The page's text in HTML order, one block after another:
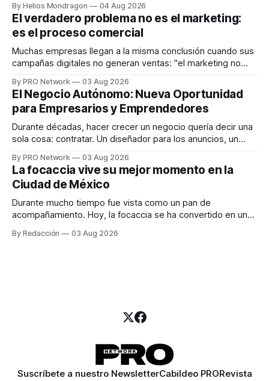
dispositivos inteligentes, inteligencia artificial y monitoreo
en tiempo real para ayudar a las personas a tomar mejores
decisiones sobre su salud metabólica. Su propuesta busca
responder
By Helios Mondragon 04 Aug 2026
El verdadero problema no es el marketing:
es el proceso comercial
Muchas empresas llegan a la misma conclusión cuando sus
campañas digitales no generan ventas: "el marketing no
INTERIUS, el problema suele estar en otro lugar. Durante
una entrevista para el podcast SER PRO, el especialista en
marketing digital explicó que
By PRO Network 03 Aug 2026
El Negocio Autónomo: Nueva Oportunidad
para Empresarios y Emprendedores
Durante décadas, hacer crecer un negocio quería decir una
sola cosa: contratar. Un diseñador para los anuncios, un
para los textos, alguien que supiera de publicidad digital
para encontrar prospectos, un vendedor para atender
llamadas y mensajes, y —con suerte— una persona
By PRO Network 03 Aug 2026
La focaccia vive su mejor momento en la
Ciudad de México
Durante mucho tiempo fue vista como un pan de
acompañamiento. Hoy, la focaccia se ha convertido en uno
artesanal, ingredientes de calidad y experiencias que
By Redacción 03 Aug 2026
Suscríbete a nuestro NewsletterCabildeo PRORevista